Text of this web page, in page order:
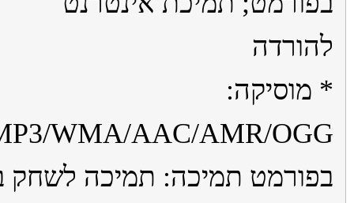
MP3/WMA/AAC/AMR/
תמיכה: תמיכה לשחק ב